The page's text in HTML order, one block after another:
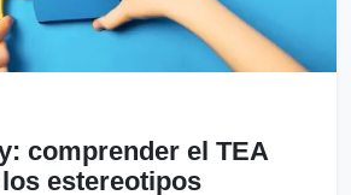
comprender el TEA
estereotipos